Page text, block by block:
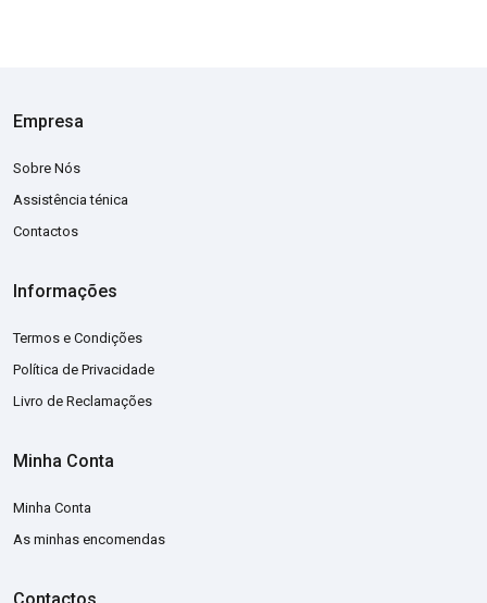
Empresa
Sobre Nós
Assistência ténica
Contactos
Informações
Termos e Condições
Política de Privacidade
Livro de Reclamações
Minha Conta
Minha Conta
As minhas encomendas